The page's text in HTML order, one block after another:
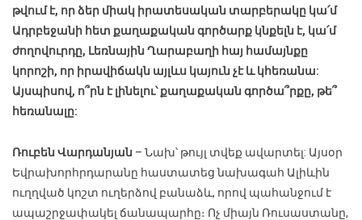
թվում է, որ ձեր միակ իրատեսական տարբերակը կա՛մ
Ադրբեջանի հետ քաղաքական գործարք կնքելն է, կա՛մ
ժողովուրդը, Լեռնային Ղարաբաղի հայ համայնքը
կորոշի, որ իրավիճակն այլևս կայուն չէ և կհեռանա:
Այսպիսով, ո՞րն է լինելու՝ քաղաքական գործա՞րքը, թե՞
հեռանալը:
Ռուբեն Վարդանյան – Նախ՝ թույլ տվեք ավարտել: Այսօր
Եվրախորհրդարանը հաստատեց նախագահ Ալիևին
ուղղված կոշտ ուղերձով բանաձև, որով պահանջում է
ապաշրջափակել ճանապարհը։ Ոչ միայն Ռուսաստանը,